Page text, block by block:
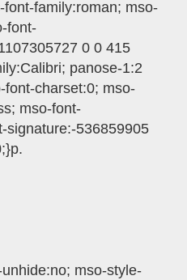
family:roman; mso-
font-
0 0 415
panose-1:2
font-charset:0; mso-
mso-font-
signature:-536859905
mso-style-